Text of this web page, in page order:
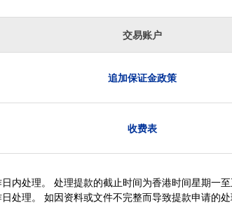
交易账户
追加保证金政策
收费表
内处理。 处理提款的截止时间为香港时间星期
处理。 如因资料或文件不完整而导致提款申请的